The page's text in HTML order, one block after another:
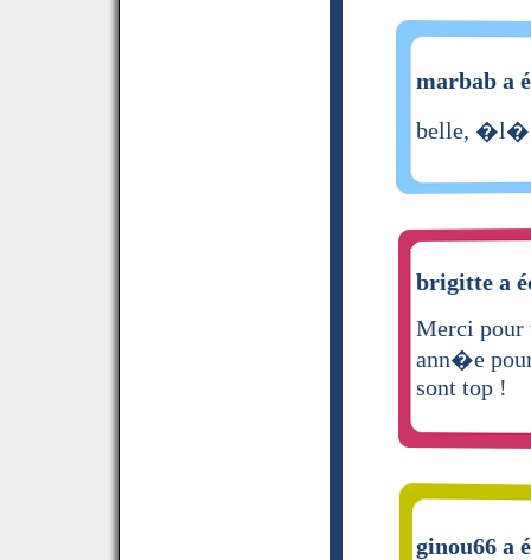
marbab a
belle,
brigitte a
Merci pour
ann�e
sont top !
ginou66 a